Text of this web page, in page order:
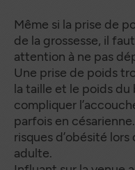
Même si la prise de
de la grossesse, il
attention à ne pas
Une prise de poids
la taille et le poids du
compliquer
parfois en
risques d’obésité lors
adulte.